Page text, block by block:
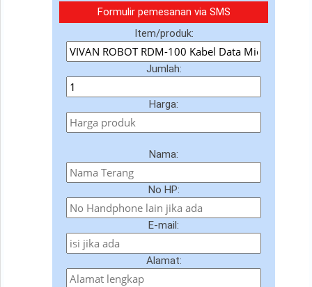
Formulir pemesanan via SMS
Item/produk:
Jumlah:
Harga:
Nama:
No HP:
E-mail:
Alamat: